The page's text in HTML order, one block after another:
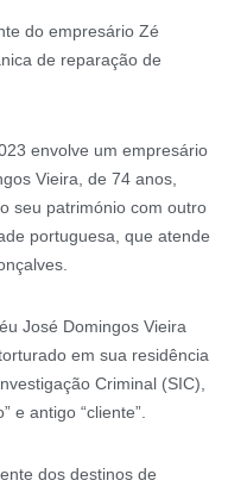
do empresário Zé
de reparação de
envolve um empresário
Vieira, de 74 anos,
seu património com outro
portuguesa, que atende
José Domingos Vieira
em sua residência
Criminal (SIC),
e antigo “cliente”.
dos destinos de